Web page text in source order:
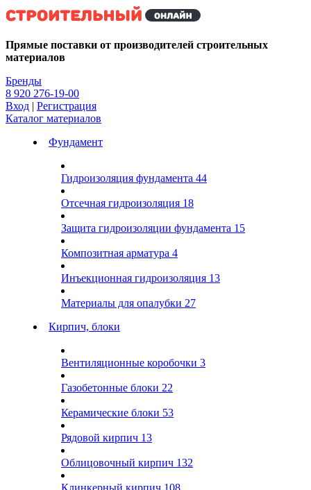
Kg
Прямые поставки от производителей строительных
материалов
Бренды
8 920 276-19-00
Вход | Регистрация
Каталог материалов
Фундамент
Гидроизоляция фундамента 44
Отсечная гидроизоляция 18
Защита гидроизоляции фундамента 15
Композитная арматура 4
Инъекционная гидроизоляция 13
Материалы для опалубки 27
Кирпич, блоки
Вентиляционные коробочки 3
Газобетонные блоки 22
Керамические блоки 53
Рядовой кирпич 13
Облицовочный кирпич 132
Клинкерный кирпич 108